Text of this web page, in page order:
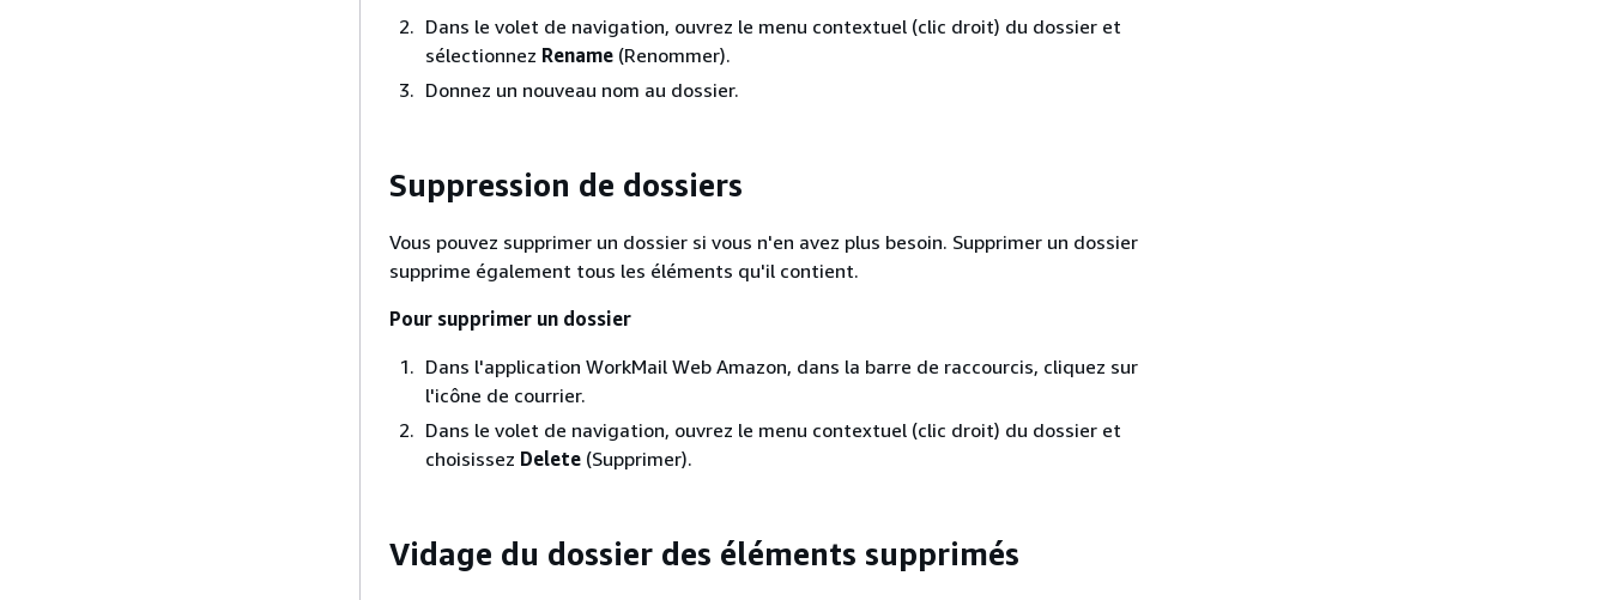
Dans le volet de navigation, ouvrez le menu contextuel (clic droit) du dossier et
sélectionnez Rename (Renommer).
Donnez un nouveau nom au dossier.
Suppression de dossiers
Vous pouvez supprimer un dossier si vous n'en avez plus besoin. Supprimer un dossier
supprime également tous les éléments qu'il contient.
Pour supprimer un dossier
Dans l'application WorkMail Web Amazon, dans la barre de raccourcis, cliquez sur
l'icône de courrier.
Dans le volet de navigation, ouvrez le menu contextuel (clic droit) du dossier et
choisissez Delete (Supprimer).
Vidage du dossier des éléments supprimés